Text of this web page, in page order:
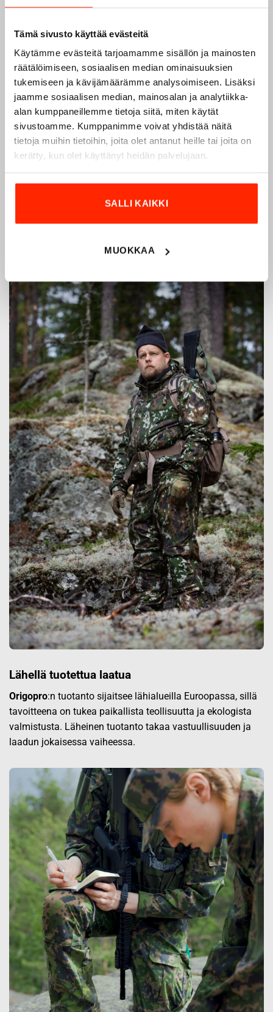
Tämä sivusto käyttää evästeitä
Käytämme evästeitä tarjoamamme sisällön ja mainosten
räätälöimiseen, sosiaalisen median ominaisuuksien
tukemiseen ja kävijämäärämme analysoimiseen. Lisäksi
jaamme sosiaalisen median, mainosalan ja analytiikka-
alan kumppaneillemme tietoja siitä, miten käytät
sivustoamme. Kumppanimme voivat yhdistää näitä
tietoja muihin tietoihin, joita olet antanut heille tai joita on
kerätty, kun olet käyttänyt heidän palvelujaan.
SALLI KAIKKI
MUOKKAA
Origopro – Suomalainen laatumerkki vuodesta
1975
on suomalainen turvallisuus- ja
ulkoiluvaatetukseen erikoistunut yritys, joka on toiminut
:n tuotteet on suunniteltu yhteistyössä käyttäjien
ja erikoisammattilaisten kanssa, joiden kokemus inspiroi
Lähellä tuotettua laatua
Origopro:n tuotanto sijaitsee lähialueilla Euroopassa, sillä
tavoitteena on tukea paikallista teollisuutta ja ekologista
valmistusta. Läheinen tuotanto takaa vastuullisuuden ja
laadun jokaisessa vaiheessa.